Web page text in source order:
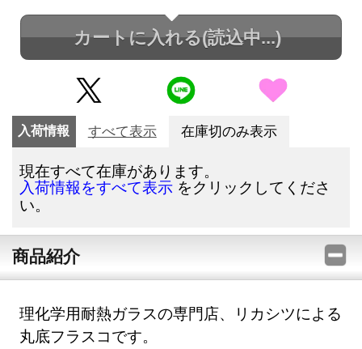
カートに入れる(読込中...)
入荷情報 すべて表示 在庫切のみ表示
現在すべて在庫があります。
入荷情報をすべて表示 をクリックしてくださ
い。
商品紹介
理化学用耐熱ガラスの専門店、リカシツによる
丸底フラスコです。